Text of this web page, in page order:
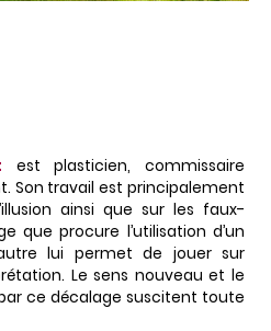
est plasticien, commissaire
Son travail est principalement
ainsi que sur les faux-
que procure l’utilisation d’un
lui permet de jouer sur
Le sens nouveau et le
ce décalage suscitent toute